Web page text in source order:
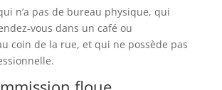
n’a pas de bureau physique, qui
vous dans un café ou
coin de la rue, et qui ne possède pas